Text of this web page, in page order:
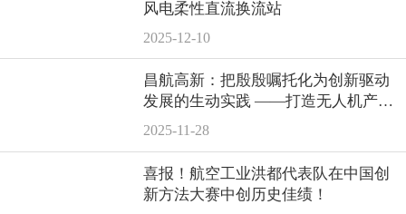
风电柔性直流换流站
2025-12-10
昌航高新：把殷殷嘱托化为创新驱动
发展的生动实践 ——打造无人机产业
多元化发展新格局
2025-11-28
喜报！航空工业洪都代表队在中国创
新方法大赛中创历史佳绩！